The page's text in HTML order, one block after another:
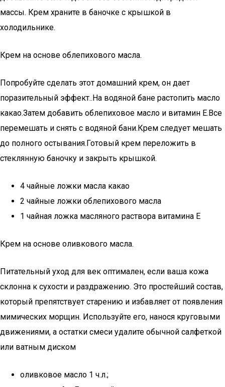
массы. Крем храните в баночке с крышкой в
холодильнике.
Крем на основе облепихового масла.
Попробуйте сделать этот домашний крем, он дает
поразительный эффект..На водяной бане растопить масло
какао.Затем добавить облепиховое масло и витамин Е.Все
перемешать и снять с водяной бани.Крем следует мешать
до полного остывания.Готовый крем переложить в
стеклянную баночку и закрыть крышкой.
4 чайные ложки масла какао
2 чайные ложки облепихового масла
1 чайная ложка масляного раствора витамина Е
Крем на основе оливкового масла.
Питательный уход для век оптимален, если ваша кожа
склонна к сухости и раздражению. Это простейший состав,
который препятствует старению и избавляет от появления
мимических морщин. Используйте его, нанося круговыми
движениями, а остатки смеси удалите обычной салфеткой
или ватным диском
оливковое масло 1 ч.л.;